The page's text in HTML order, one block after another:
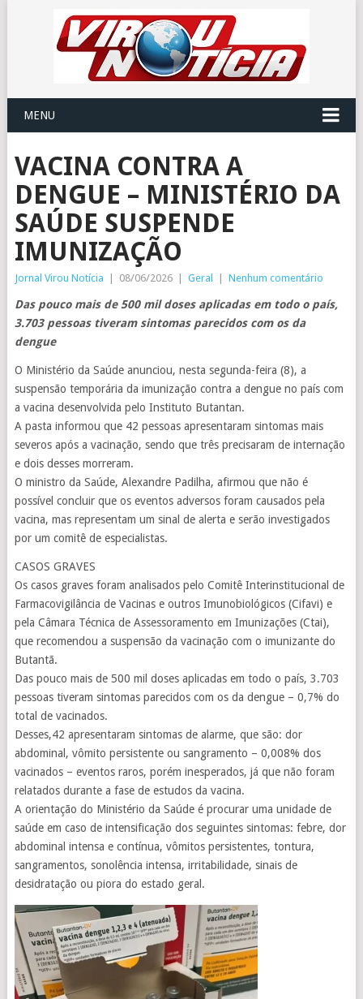
MENU
VACINA CONTRA A
DENGUE – MINISTÉRIO DA
SAÚDE SUSPENDE
IMUNIZAÇÃO
Jornal Virou Notícia 08/06/2026 Geral Nenhum comentário
Das pouco mais de 500 mil doses aplicadas em todo o país,
3.703 pessoas tiveram sintomas parecidos com os da
dengue
O Ministério da Saúde anunciou, nesta segunda-feira (8), a
suspensão temporária da imunização contra a dengue no país com
a vacina desenvolvida pelo Instituto Butantan.
A pasta informou que 42 pessoas apresentaram sintomas mais
severos após a vacinação, sendo que três precisaram de internação
e dois desses morreram.
O ministro da Saúde, Alexandre Padilha, afirmou que não é
possível concluir que os eventos adversos foram causados pela
vacina, mas representam um sinal de alerta e serão investigados
por um comitê de especialistas.
CASOS GRAVES
Os casos graves foram analisados pelo Comitê Interinstitucional de
Farmacovigilância de Vacinas e outros Imunobiológicos (Cifavi) e
pela Câmara Técnica de Assessoramento em Imunizações (Ctai),
que recomendou a suspensão da vacinação com o imunizante do
Butantã.
Das pouco mais de 500 mil doses aplicadas em todo o país, 3.703
pessoas tiveram sintomas parecidos com os da dengue – 0,7% do
total de vacinados.
Desses,42 apresentaram sintomas de alarme, que são: dor
abdominal, vômito persistente ou sangramento – 0,008% dos
vacinados – eventos raros, porém inesperados, já que não foram
relatados durante a fase de estudos da vacina.
A orientação do Ministério da Saúde é procurar uma unidade de
saúde em caso de intensificação dos seguintes sintomas: febre, dor
abdominal intensa e contínua, vômitos persistentes, tontura,
sangramentos, sonolência intensa, irritabilidade, sinais de
desidratação ou piora do estado geral.